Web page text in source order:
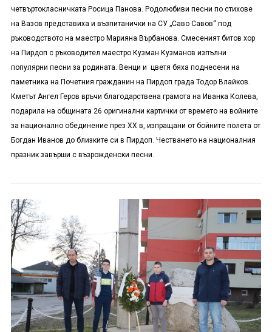
четвъртокласничката Росица Панова. Родолюбиви песни по стихове
на Вазов представиха и възпитанички на СУ „Саво Савов“ под
ръководството на маестро Марияна Върбанова. Смесеният битов хор
на Пирдоп с ръководител маестро Кузман Кузманов изпълни
популярни песни за родината. Венци и цветя бяха поднесени на
паметника на Почетния гражданин на Пирдоп града Тодор Влайков.
Кметът Ангел Геров връчи благодарствена грамота на Иванка Колева,
подарила на общината 26 оригинални картички от времето на войните
за национално обединение през ХХ в, изпращани от бойните полета от
Богдан Иванов до близките си в Пирдоп. Честването на националния
празник завърши с възрожденски песни.